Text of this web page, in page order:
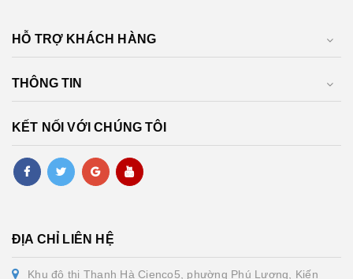
HỖ TRỢ KHÁCH HÀNG
THÔNG TIN
KẾT NỐI VỚI CHÚNG TÔI
ĐỊA CHỈ LIÊN HỆ
Khu đô thị Thanh Hà Cienco5, phường Phú Lương, Kiến